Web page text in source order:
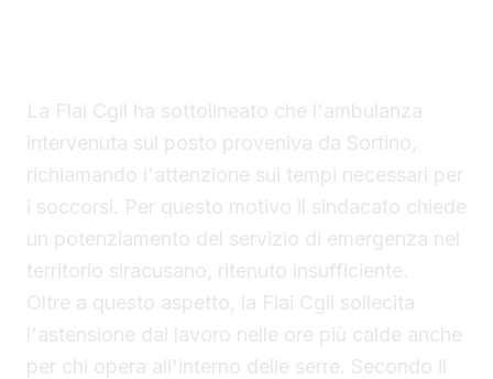
La Flai Cgil ha sottolineato che l'ambulanza
intervenuta sul posto proveniva da Sortino,
richiamando l'attenzione sui tempi necessari per
i soccorsi. Per questo motivo il sindacato chiede
un potenziamento del servizio di emergenza nel
territorio siracusano, ritenuto insufficiente.
Oltre a questo aspetto, la Flai Cgil sollecita
l'astensione dal lavoro nelle ore più calde anche
per chi opera all'interno delle serre. Secondo il